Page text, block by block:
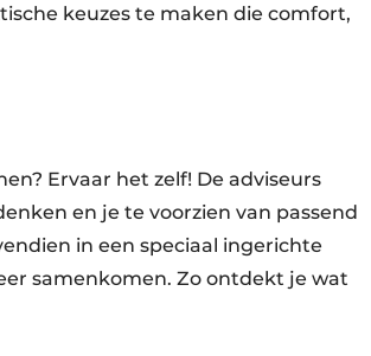
keuzes te maken die comfort,
Ervaar het zelf! De adviseurs
en je te voorzien van passend
in een speciaal ingerichte
samenkomen. Zo ontdekt je wat